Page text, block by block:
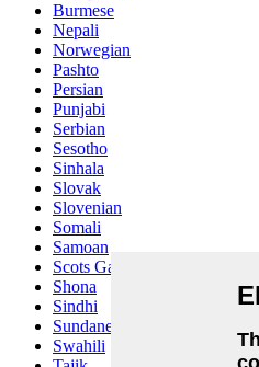
Burmese
Nepali
Norwegian
Pashto
Persian
Punjabi
Serbian
Sesotho
Sinhala
Slovak
Slovenian
Somali
Samoan
Scots Gaelic
Shona
Sindhi
Sundanese
Swahili